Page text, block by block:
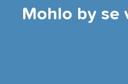
Mohlo by se